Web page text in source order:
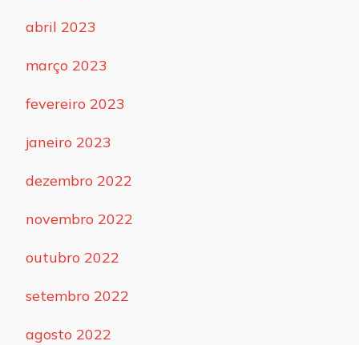
abril 2023
março 2023
fevereiro 2023
janeiro 2023
dezembro 2022
novembro 2022
outubro 2022
setembro 2022
agosto 2022